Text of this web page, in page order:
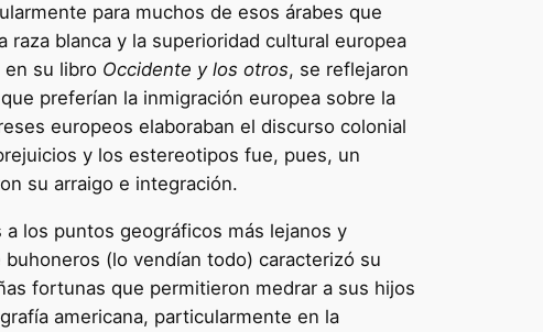
para muchos de esos árabes que
blanca y la superioridad cultural europea
en su libro Occidente y los otros, se reflejaron
preferían la inmigración europea sobre la
europeos elaboraban el discurso colonial
y los estereotipos fue, pues, un
su arraigo e integración.
los puntos geográficos más lejanos y
(lo vendían todo) caracterizó su
fortunas que permitieron medrar a sus hijos
americana, particularmente en la